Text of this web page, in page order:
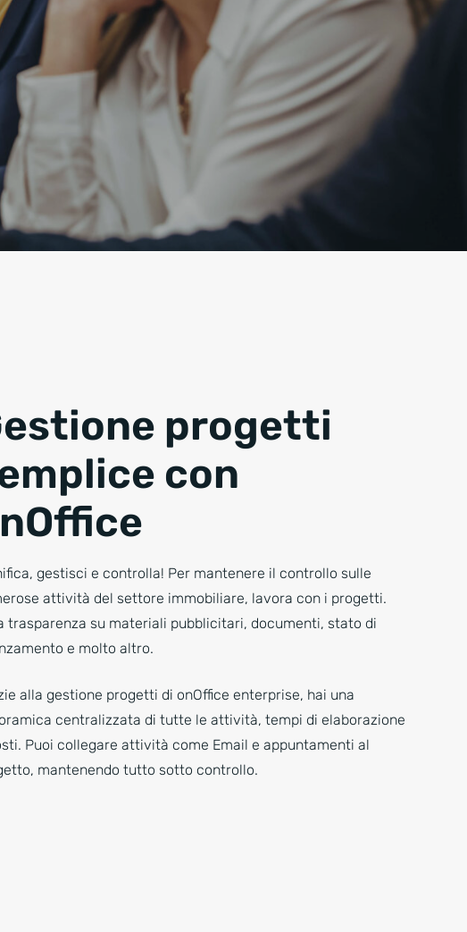
progetti
con
gestisci e controlla! Per mantenere il controllo sulle
attività del settore immobiliare, lavora con i progetti.
trasparenza su materiali pubblicitari, documenti, stato di
e molto altro.
alla gestione progetti di onOffice enterprise, hai una
centralizzata di tutte le attività, tempi di elaborazione
Puoi collegare attività come Email e appuntamenti al
mantenendo tutto sotto controllo.